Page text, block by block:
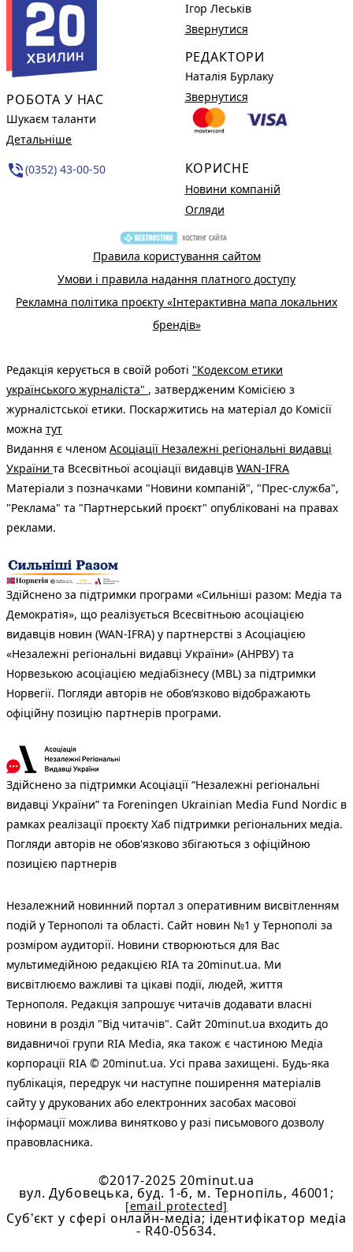
РОБОТА У НАС
Шукаєм таланти
Детальніше
phone_in_talk(0352) 43-00-50
Ігор Леськів
Звернутися
РЕДАКТОРИ
Наталія Бурлаку
Звернутися
КОРИСНЕ
Новини компаній
Огляди
Правила користування сайтом
Умови і правила надання платного доступу
Рекламна політика проєкту «Інтерактивна мапа локальних
брендів»
Редакція керується в своїй роботі "Кодексом етики
українського журналіста" , затвердженим Комісією з
журналістської етики. Поскаржитись на матеріал до Комісії
можна тут
Видання є членом Асоціації Незалежні регіональні видавці
України та Всесвітньої асоціації видавців WAN-IFRA
Матеріали з позначками "Новини компаній", "Прес-служба",
"Реклама" та "Партнерський проєкт" опубліковані на правах
реклами.
Здійснено за підтримки програми «Сильніші разом: Медіа та
Демократія», що реалізується Всесвітньою асоціацією
видавців новин (WAN-IFRA) у партнерстві з Асоціацією
«Незалежні регіональні видавці України» (АНРВУ) та
Норвезькою асоціацією медіабізнесу (MBL) за підтримки
Норвегії. Погляди авторів не обов’язково відображають
офіційну позицію партнерів програми.
Здійснено за підтримки Асоціації “Незалежні регіональні
видавці України” та Foreningen Ukrainian Media Fund Nordic в
рамках реалізації проєкту Хаб підтримки регіональних медіа.
Погляди авторів не обов'язково збігаються з офіційною
позицією партнерів
Незалежний новинний портал з оперативним висвітленням
подій у Тернополі та області. Сайт новин №1 у Тернополі за
розміром аудиторії. Новини створюються для Вас
мультимедійною редакцією RIA та 20minut.ua. Ми
висвітлюємо важливі та цікаві події, людей, життя
Тернополя. Редакція запрошує читачів додавати власні
новини в розділ "Від читачів". Сайт 20minut.ua входить до
видавничої групи RIA Media, яка також є частиною Медіа
корпорації RIA © 20minut.ua. Усі права захищені. Будь-яка
публiкацiя, передрук чи наступне поширення матеріалів
сайту у друкованих або електронних засобах масової
інформації можлива винятково у разі письмового дозволу
правовласника.
©2017-2025 20minut.ua
вул. Дубовецька, буд. 1-б, м. Тернопіль, 46001;
[email protected]
Cуб'єкт у сфері онлайн-медіа; ідентифікатор медіа
- R40-05634.